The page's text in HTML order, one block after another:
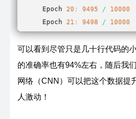
    validation_inputs
    validation_data
=
    test_inputs
= [np.
    test_data
= zip(
def vectorized_result(j
Epoch 20 : 9495 /
10000
Epoch 21 : 9498 /
10000
Epoch 22: 9487 / 10000
可以看到尽管只是几十行代码的
的准确率也有94%左右，随后我
网络（CNN）可以把这个数据提
人激动！